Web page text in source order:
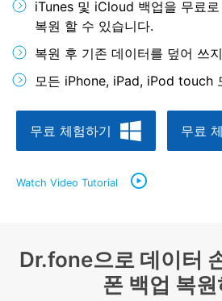
도움말 센터
온라인
더 보기
사용 방법은 무엇입니까?
고객 지원 센터
다운로드 센터
공식 설치 파일 및 최신 버전 업데이트를 제공
합니다.
3,000개 이상의 사용 가이드, 전문가 팁 및 최
사용 가이드
🔓️온라인 잠금 해제
iOS26 다운그레이드
무료 다운로드
검색하기
iTunes 및 iCloud 백업을 무료
복원 할 수 있습니다.
복원 후 기존 데이터를 덮어 쓰
모든 iPhone, iPad, iPod touch
무료 체험하기 무료
Watch Video Tutorial
Dr.fone으로 데이터
폰 백업 복원